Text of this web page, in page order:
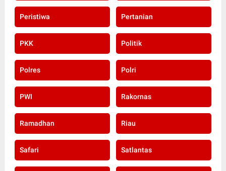
Peristiwa Pertanian
PKK Politik
Polres Polri
PWI Rakornas
Ramadhan Riau
Safari Satlantas